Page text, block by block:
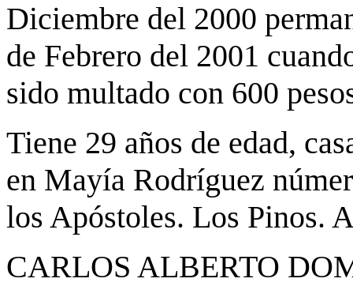
Diciembre del 2000
de Febrero del 2001
sido multado con 600
Tiene 29 años de edad,
en Mayía Rodríguez
los Apóstoles. Los Pinos.
CARLOS ALBERTO